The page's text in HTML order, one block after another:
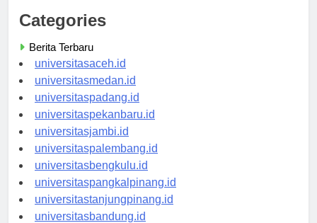
Categories
Berita Terbaru
universitasaceh.id
universitasmedan.id
universitaspadang.id
universitaspekanbaru.id
universitasjambi.id
universitaspalembang.id
universitasbengkulu.id
universitaspangkalpinang.id
universitastanjungpinang.id
universitasbandung.id